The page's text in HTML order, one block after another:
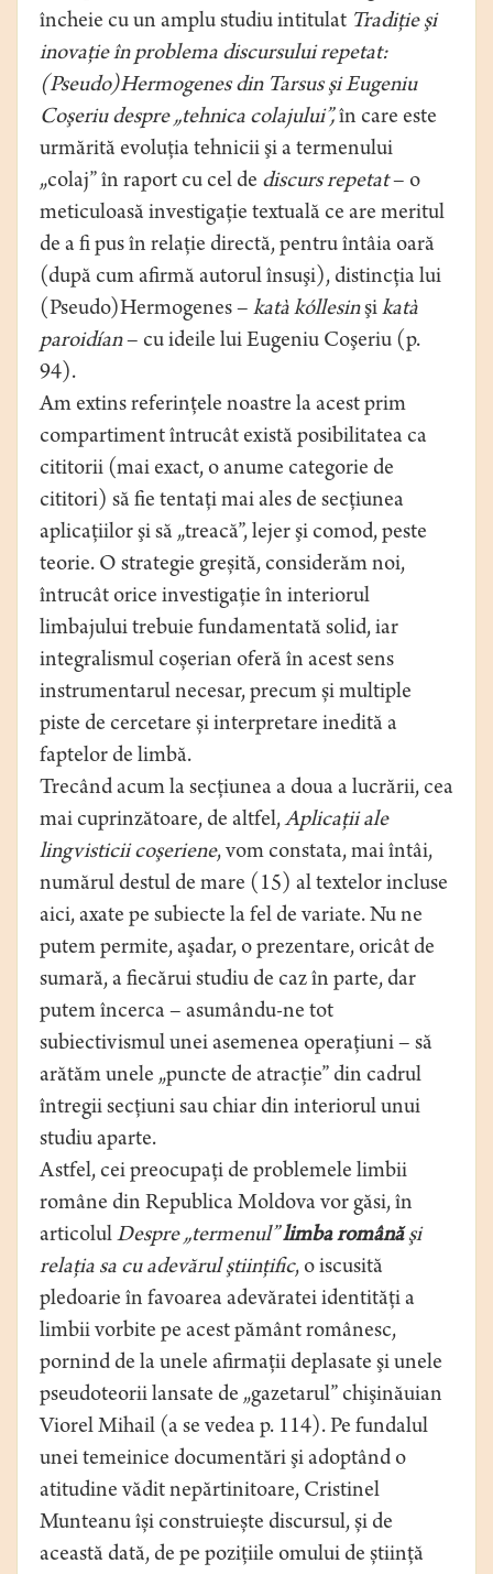
încheie cu un amplu studiu intitulat Tradiţie şi
inovaţie în problema discursului repetat:
(Pseudo)Hermogenes din Tarsus şi Eugeniu
Coşeriu despre „tehnica colajului”,în care este
urmărită evoluţia tehnicii şi a termenului
„colaj” în raport cu cel de discurs repetat– o
meticuloasă investigaţie textuală ce are meritul
de a fi pus în relaţie directă, pentru întâia oară
(după cum afirmă autorul însuşi), distincţia lui
(Pseudo)Hermogenes – katà kóllesinşikatà
paroidían– cu ideile lui Eugeniu Coşeriu (p.
94).
Am extins referinţele noastre la acest prim
compartiment întrucât există posibilitatea ca
cititorii (mai exact, o anume categorie de
cititori) să fie tentaţi mai ales de secţiunea
aplicaţiilor şi să „treacă”, lejer şi comod, peste
teorie. O strategie greșită, considerăm noi,
întrucât orice investigație în interiorul
limbajului trebuie fundamentată solid, iar
integralismul coșerian oferă în acest sens
instrumentarul necesar, precum și multiple
piste de cercetare și interpretare inedită a
faptelor de limbă.
Trecând acum la secţiunea a doua a lucrării, cea
mai cuprinzătoare, de altfel,Aplicaţii ale
lingvisticii coşeriene, vom constata, mai întâi,
numărul destul de mare (15) al textelor incluse
aici, axate pe subiecte la fel de variate. Nu ne
putem permite, aşadar, o prezentare, oricât de
sumară, a fiecărui studiu de caz în parte, dar
putem încerca – asumându-ne tot
subiectivismul unei asemenea operaţiuni – să
arătăm unele „puncte de atracţie” din cadrul
întregii secţiuni sau chiar din interiorul unui
studiu aparte.
Astfel, cei preocupaţi de problemele limbii
române din Republica Moldova vor găsi, în
articolulDespre „termenul”limba românăşi
relaţia sa cu adevărul ştiinţific, o iscusită
pledoarie în favoarea adevăratei identităţi a
limbii vorbite pe acest pământ românesc,
pornind de la unele afirmaţii deplasate şi unele
pseudoteorii lansate de „gazetarul” chişinăuian
Viorel Mihail (a se vedea p. 114). Pe fundalul
unei temeinice documentări şi adoptând o
atitudine vădit nepărtinitoare, Cristinel
Munteanu își construiește discursul, și de
această dată, de pe pozițiile omului de știință